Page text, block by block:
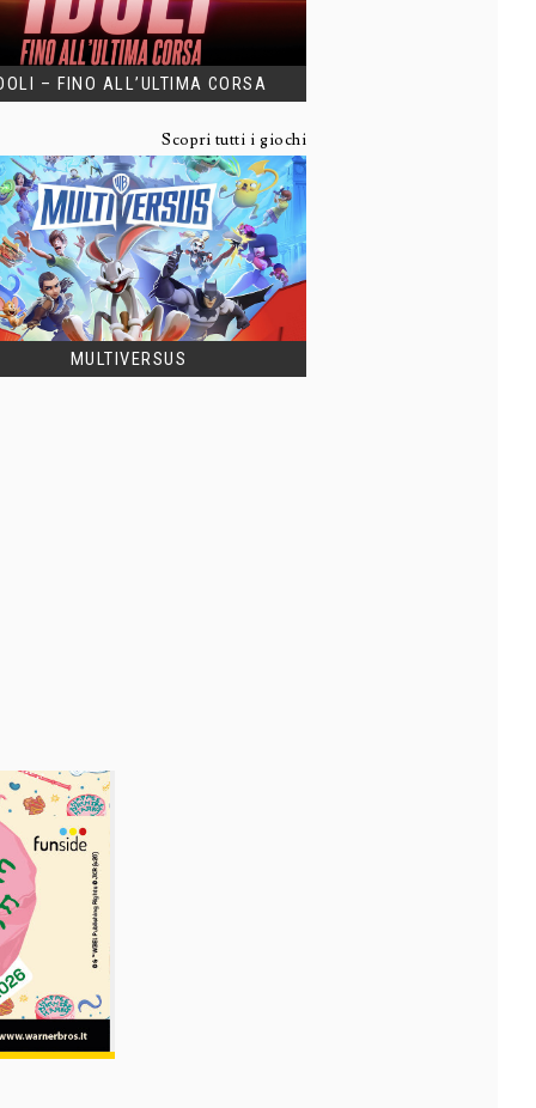
– FINO ALL’ULTIMA CORSA
Scopri tutti i giochi
MULTIVERSUS